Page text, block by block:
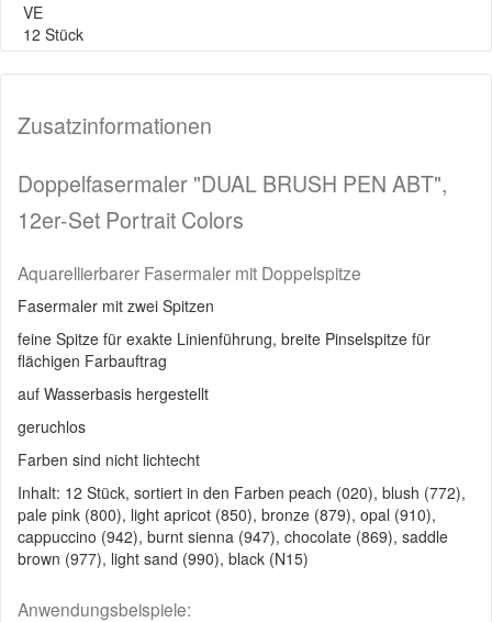
VE
12 Stück
Zusatzinformationen
Doppelfasermaler "DUAL BRUSH PEN ABT",
12er-Set Portrait Colors
Aquarellierbarer Fasermaler mit Doppelspitze
Fasermaler mit zwei Spitzen
feine Spitze für exakte Linienführung, breite Pinselspitze für
flächigen Farbauftrag
auf Wasserbasis hergestellt
geruchlos
Farben sind nicht lichtecht
Inhalt: 12 Stück, sortiert in den Farben peach (020), blush (772),
pale pink (800), light apricot (850), bronze (879), opal (910),
cappuccino (942), burnt sienna (947), chocolate (869), saddle
brown (977), light sand (990), black (N15)
Anwendungsbeispiele: